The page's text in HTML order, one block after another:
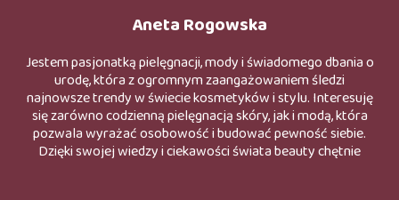
Aneta Rogowska
Jestem pasjonatką pielęgnacji, mody i świadomego dbania o
urodę, która z ogromnym zaangażowaniem śledzi
najnowsze trendy w świecie kosmetyków i stylu. Interesuję
się zarówno codzienną pielęgnacją skóry, jak i modą, która
pozwala wyrażać osobowość i budować pewność siebie.
Dzięki swojej wiedzy i ciekawości świata beauty chętnie